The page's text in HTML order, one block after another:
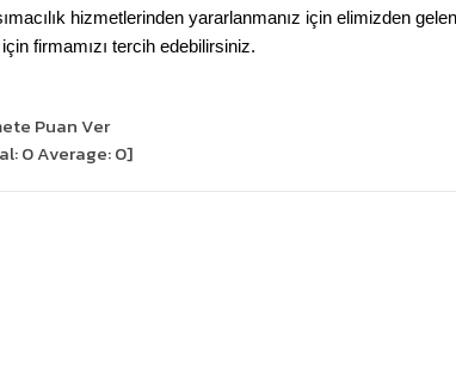
hizmetlerinden yararlanmanız için elimizden
firmamızı tercih edebilirsiniz.
Puan Ver
0Average:0]